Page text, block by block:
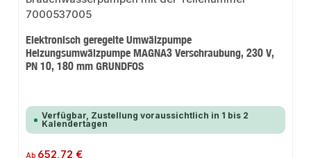
Elektronisch geregelte Umwälzpumpe
Heizungsumwälzpumpe MAGNA3 Verschraubung, 230 V,
PN 10, 180 mm GRUNDFOS
Verfügbar, Zustellung voraussichtlich in 1 bis 2
Kalendertagen
Regulärer Preis:
Ab 652,72 €